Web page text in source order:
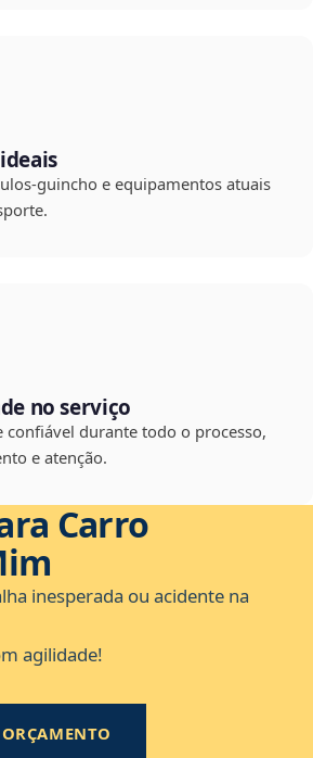
guincho e equipamentos atuais
no serviço
confiável durante todo o processo,
e atenção.
Carro
inesperada ou acidente na
agilidade!